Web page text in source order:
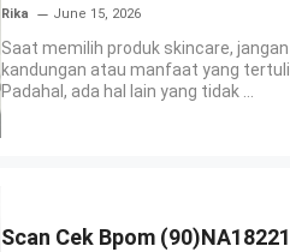
Rika June 15, 2026
Saat memilih produk skincare,
kandungan atau manfaat yang
Padahal, ada hal lain yang tidak ...
Scan Cek Bpom